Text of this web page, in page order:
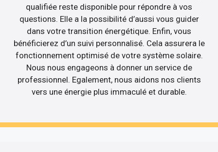
qualifiée reste disponible pour répondre à vos
questions. Elle a la possibilité d’aussi vous guider
dans votre transition énergétique. Enfin, vous
bénéficierez d’un suivi personnalisé. Cela assurera le
fonctionnement optimisé de votre système solaire.
Nous nous engageons à donner un service de
professionnel. Egalement, nous aidons nos clients
vers une énergie plus immaculé et durable.